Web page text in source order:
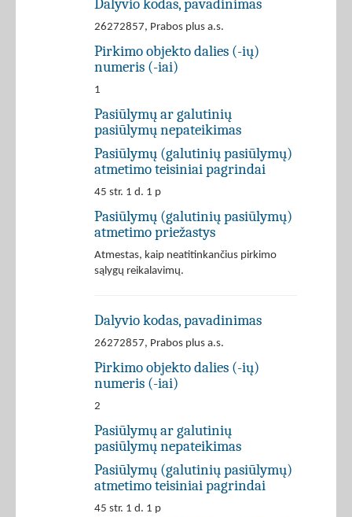
Dalyvio kodas, pavadinimas
26272857, Prabos plus a.s.
Pirkimo objekto dalies (-ių)
numeris (-iai)
1
Pasiūlymų ar galutinių
pasiūlymų nepateikimas
Pasiūlymų (galutinių pasiūlymų)
atmetimo teisiniai pagrindai
45 str. 1 d. 1 p
Pasiūlymų (galutinių pasiūlymų)
atmetimo priežastys
Atmestas, kaip neatitinkančius pirkimo
sąlygų reikalavimų.
Dalyvio kodas, pavadinimas
26272857, Prabos plus a.s.
Pirkimo objekto dalies (-ių)
numeris (-iai)
2
Pasiūlymų ar galutinių
pasiūlymų nepateikimas
Pasiūlymų (galutinių pasiūlymų)
atmetimo teisiniai pagrindai
45 str. 1 d. 1 p